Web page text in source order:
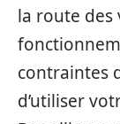
la route des
contraintes
d’utiliser